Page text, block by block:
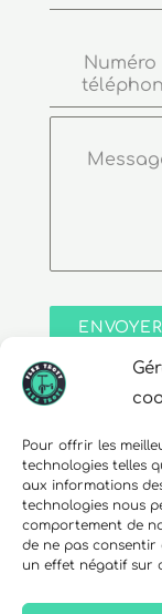
Pour offrir les
technologies telles
aux informations
technologies nous
comportement de
de ne pas
un effet négatif sur
Numéro